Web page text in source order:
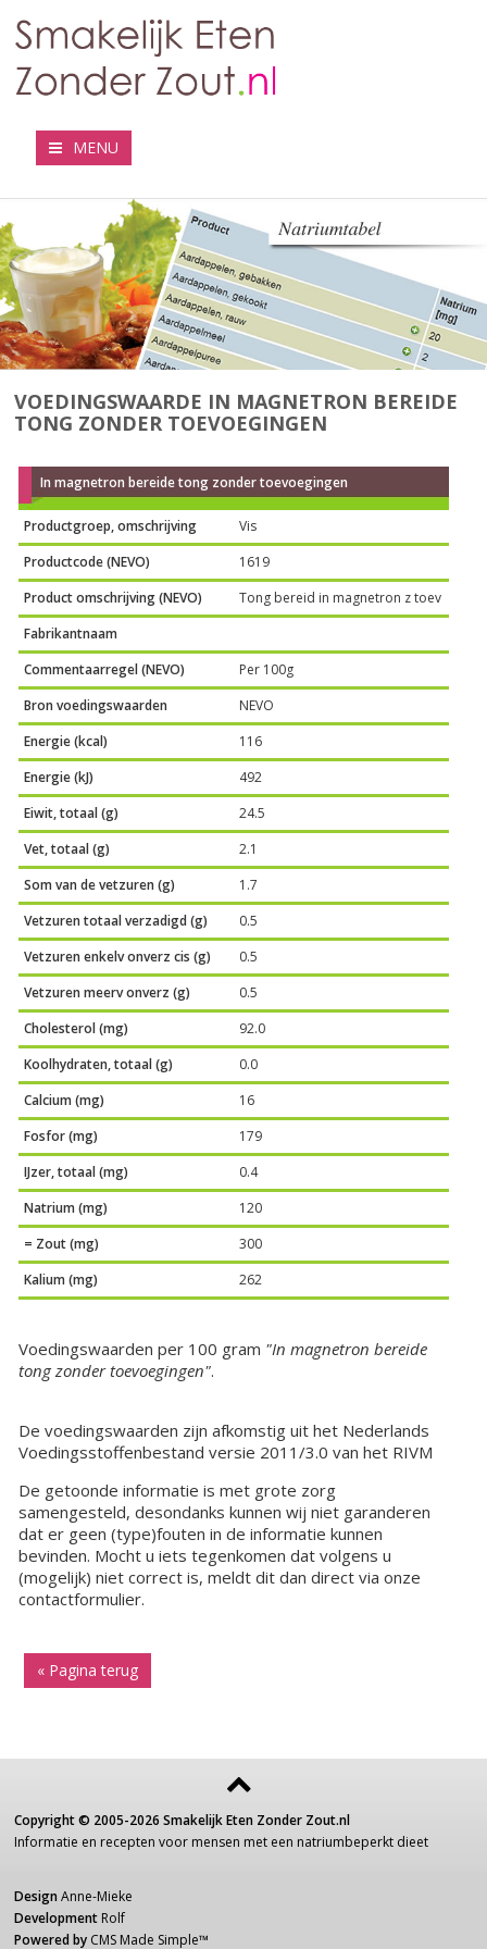
MENU
VOEDINGSWAARDE IN MAGNETRON BEREIDE
TONG ZONDER TOEVOEGINGEN
In magnetron bereide tong zonder toevoegingen
Productgroep, omschrijving
Vis
Productcode (NEVO)
1619
Product omschrijving (NEVO)
Tong bereid in magnetron z toev
Fabrikantnaam
Commentaarregel (NEVO)
Per 100g
Bron voedingswaarden
NEVO
Energie (kcal)
116
Energie (kJ)
492
Eiwit, totaal (g)
24.5
Vet, totaal (g)
2.1
Som van de vetzuren (g)
1.7
Vetzuren totaal verzadigd (g)
0.5
Vetzuren enkelv onverz cis (g)
0.5
Vetzuren meerv onverz (g)
0.5
Cholesterol (mg)
92.0
Koolhydraten, totaal (g)
0.0
Calcium (mg)
16
Fosfor (mg)
179
IJzer, totaal (mg)
0.4
Natrium (mg)
120
= Zout (mg)
300
Kalium (mg)
262
Voedingswaarden per 100 gram "In magnetron bereide
tong zonder toevoegingen".
De voedingswaarden zijn afkomstig uit het Nederlands
Voedingsstoffenbestand versie 2011/3.0 van het RIVM
De getoonde informatie is met grote zorg
samengesteld, desondanks kunnen wij niet garanderen
dat er geen (type)fouten in de informatie kunnen
bevinden. Mocht u iets tegenkomen dat volgens u
(mogelijk) niet correct is, meldt dit dan direct via onze
contactformulier.
« Pagina terug
Copyright © 2005-2026 Smakelijk Eten Zonder Zout.nl
Informatie en recepten voor mensen met een natriumbeperkt dieet
Design Anne-Mieke
Development Rolf
Powered by CMS Made Simple™